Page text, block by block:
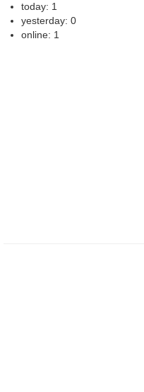
today: 1
yesterday: 0
online: 1